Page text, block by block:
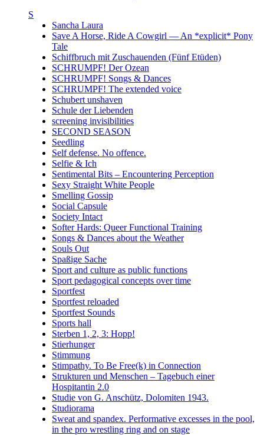
S
Sancha Laura
Save A Horse, Ride A Cowgirl — An *explicit* Pony
Tale
Schiffbruch mit Zuschauenden (Fünf Etüden)
SCHRUMPF! Der Ozean
SCHRUMPF! Songs & Dances
SCHRUMPF! The extended voice
Schubert unshaven
Schule der Liebenden
screening invisibilities
SECOND SEASON
Seedling
Self defense. No offence.
Selfie & Ich
Sentimental Bits – Encountering Perception
Sexy Straight White People
Smelling Gossip
Social Capsule
Society Intact
Softer Hards: Queer Functional Training
Songs & Dances about the Weather
Souls Out
Spaßige Sache
Sport and culture as public functions
Sport pedagogical concepts over time
Sportfest
Sportfest reloaded
Sportfest Sounds
Sports hall
Sterben 1, 2, 3: Hopp!
Stierhunger
Stimmung
Stimpathy. To Be Free(k) in Connection
Strukturen und Menschen – Tagebuch einer
Hospitantin 2.0
Studie von G. Anschütz, Dolomiten 1943.
Studiorama
Sweat and spandex. Performative excesses in the pool,
in the pro wrestling ring and on stage